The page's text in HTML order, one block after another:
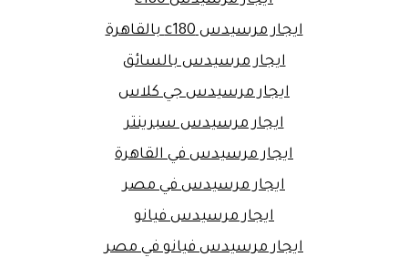
ايجار مرسيدس c180 بالقاهرة
ايجار مرسيدس بالسائق
ايجار مرسيدس جي كلاس
ايجار مرسيدس سبرينتر
ايجار مرسيدس في القاهرة
ايجار مرسيدس في مصر
ايجار مرسيدس فيانو
ايجار مرسيدس فيانو في مصر